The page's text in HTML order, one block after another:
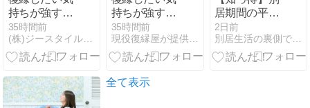
持ちが強すぎ
るとストーカ
ーになる？元
恋人への接し
ていること
35時間前
(株)ジースタイルの復縁ブログ
持ちが強すぎ
るとストーカ
ーになる？元
恋人への接し
ていること
35時間前
現役復縁屋が提供する読めば復縁できるブログ
居期間の平均
はどのくら
い？50代が老
後不安を減ら
2日前
別居生活の裏側で〜孤独から自分らしさを取り戻すブログ
全て表示